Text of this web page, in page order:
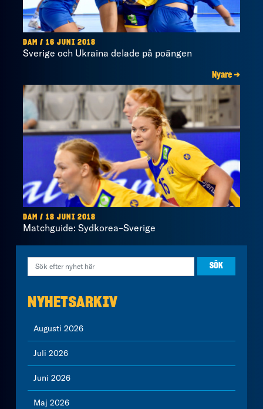
DAM / 16 JUNI 2018
Sverige och Ukraina delade på poängen
Nyare →
DAM / 18 JUNI 2018
Matchguide: Sydkorea–Sverige
NYHETSARKIV
Augusti 2026
Juli 2026
Juni 2026
Maj 2026